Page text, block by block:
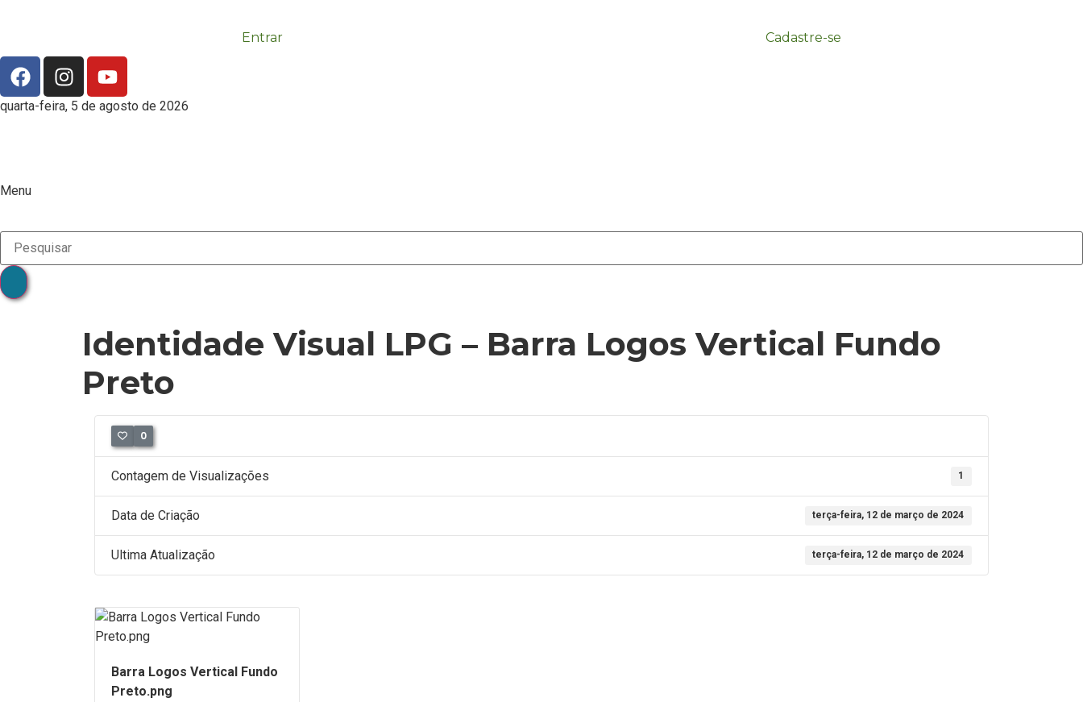
Entrar Cadastre-se
quarta-feira, 5 de agosto de 2026
Menu
Identidade Visual LPG – Barra Logos Vertical Fundo
Preto
0
Contagem de Visualizações 1
Data de Criação terça-feira, 12 de março de 2024
Ultima Atualização terça-feira, 12 de março de 2024
Barra Logos Vertical Fundo
Preto.png